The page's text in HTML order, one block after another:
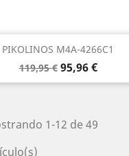
PIKOLINOS M4A-4266C1
Precio
base
119,95 € Precio
95,96 €
Vista rápida
1-12 de 49